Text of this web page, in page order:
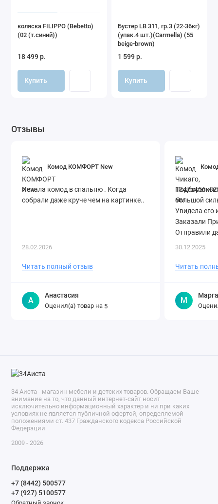
коляска FILIPPO (Bebetto)
(02 (т.синий))
18 499 р.
Купить
Бустер LB 311, гр.3 (22-36кг)
(упак.4 шт.)(Carmella) (55
beige-brown)
1 599 р.
Купить
Отзывы
Комод КОМФОРТ New
Искала комод в спальню . Когда
собрали даже круче чем на картинке..
28.02.2026
Читать полный отзыв
А
Анастасия
Оценил(а) товар на 5
Подбирали
большой
Увидела его
Заказали
Отправили
30.12.2025
Читать
М
34 Аиста - магазин мебели и детских товаров. Обращаем Ваше
внимание на то, что данный интернет-сайт носит
исключительно информационный характер и ни при каких
условиях не является публичной офертой, определяемой
положениями ст. 437 Гражданского кодекса Российской
Федерации
2009 - 2026
Поддержка
+7 (8442) 500577
+7 (927) 5100577